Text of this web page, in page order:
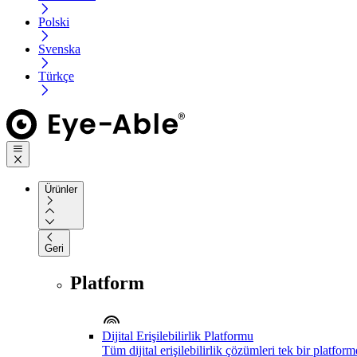
Polski
Svenska
Türkçe
Ürünler
Geri
Platform
Dijital Erişilebilirlik Platformu
Tüm dijital erişilebilirlik çözümleri tek bir